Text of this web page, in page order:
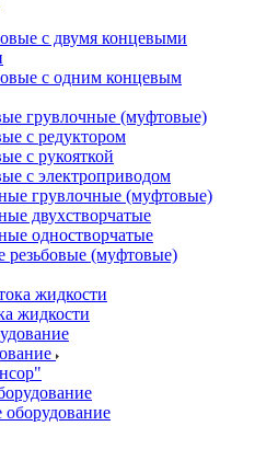
с двумя концевыми
с одним концевым
грувлочные (муфтовые)
с редуктором
с рукояткой
с электроприводом
грувлочные (муфтовые)
двухстворчатые
одностворчатые
(муфтовые)
жидкости